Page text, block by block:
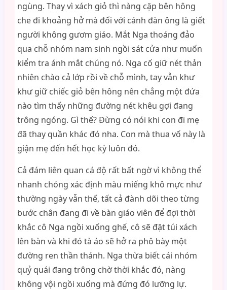
ngùng. Thay vì xách giỏ thì nàng cặp bên hông
che đi khoảng hở mà đối với cánh đàn ông là giết
người không gươm giáo. Mắt Nga thoáng đảo
qua chỗ nhóm nam sinh ngồi sát cửa như muốn
kiểm tra ánh mắt chúng nó. Nga cố giữ nét thản
nhiên chào cả lớp rồi về chỗ mình, tay vẫn khư
khư giữ chiếc giỏ bên hông nên chẳng một đứa
nào tìm thấy những đường nét khêu gợi đang
trông ngóng. Gì thế? Đừng có nói khi con đi mẹ
đã thay quần khác đó nha. Con mà thua vố này là
giận mẹ đến hết học kỳ luôn đó.
Cả đám liên quan cá độ rất bất ngờ vì không thể
nhanh chóng xác định màu miếng khô mực như
thường ngày vẫn thế, tất cả đành dõi theo từng
bước chân đang đi về bàn giáo viên để đợi thời
khắc cô Nga ngồi xuống ghế, cô sẽ đặt túi xách
lên bàn và khi đó tà áo sẽ hở ra phô bày một
đường ren thần thánh. Nga thừa biết cái nhóm
quỷ quái đang trông chờ thời khắc đó, nàng
không vội ngồi xuống mà đứng đó lưỡng lự.